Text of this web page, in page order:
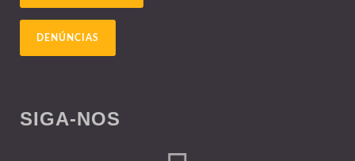
DENÚNCIAS
SIGA-NOS